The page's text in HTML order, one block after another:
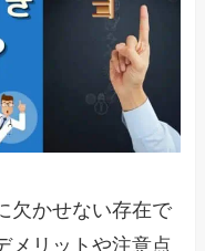
欠かせない存在で
メリットや注意点